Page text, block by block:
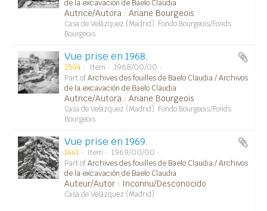
de la excavación de Baelo Claudia
Autrice/Autora : Ariane Bourgeois
Casa de Velázquez (Madrid). Fondo Bourgeois/Fonds
Bourgeois
Vue prise en 1968.
2594 Item
1968/00/00
Part ofArchives des fouilles de Baelo Claudia / Archivos
de la excavación de Baelo Claudia
Autrice/Autora : Ariane Bourgeois
Casa de Velázquez (Madrid). Fondo Bourgeois/Fonds
Bourgeois
Vue prise en 1969.
1441 Item
1969/00/00
Part ofArchives des fouilles de Baelo Claudia / Archivos
de la excavación de Baelo Claudia
Auteur/Autor : Inconnu/Desconocido
Casa de Velázquez (Madrid)